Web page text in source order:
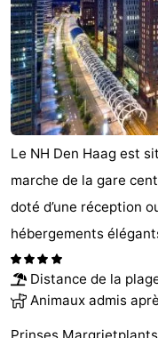
Leiden
Bollenstreek
-
Nature
Hollands
-
Noordwijk
-
La
Haye
-
Rotterdam
-
Rockanje
Zeeland
Schouwen-
Le NH Den Haag est
marche de la gare
doté d’une réception
hébergements
Distance de la
Animaux admis